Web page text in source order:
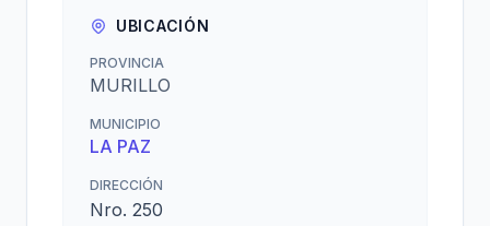
UBICACIÓN
PROVINCIA
MURILLO
MUNICIPIO
LA PAZ
DIRECCIÓN
Nro. 250